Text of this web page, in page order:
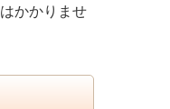
かかりませ